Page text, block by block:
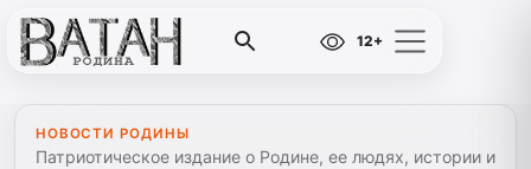
12+
НОВОСТИ РОДИНЫ
Патриотическое издание о Родине, ее людях, истории и